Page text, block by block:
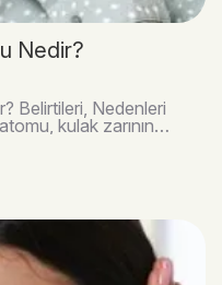
Nedir?
Belirtileri, Nedenleri
kulak zarının